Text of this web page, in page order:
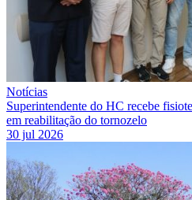
Notícias
Superintendente do HC recebe
em reabilitação do tornozelo
30 jul 2026